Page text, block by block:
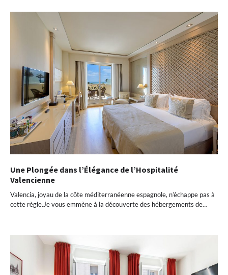
Une Plongée dans l’Élégance de l’Hospitalité
Valencienne
Valencia, joyau de la côte méditerranéenne espagnole, n’échappe pas à
cette règle.Je vous emmène à la découverte des hébergements de…